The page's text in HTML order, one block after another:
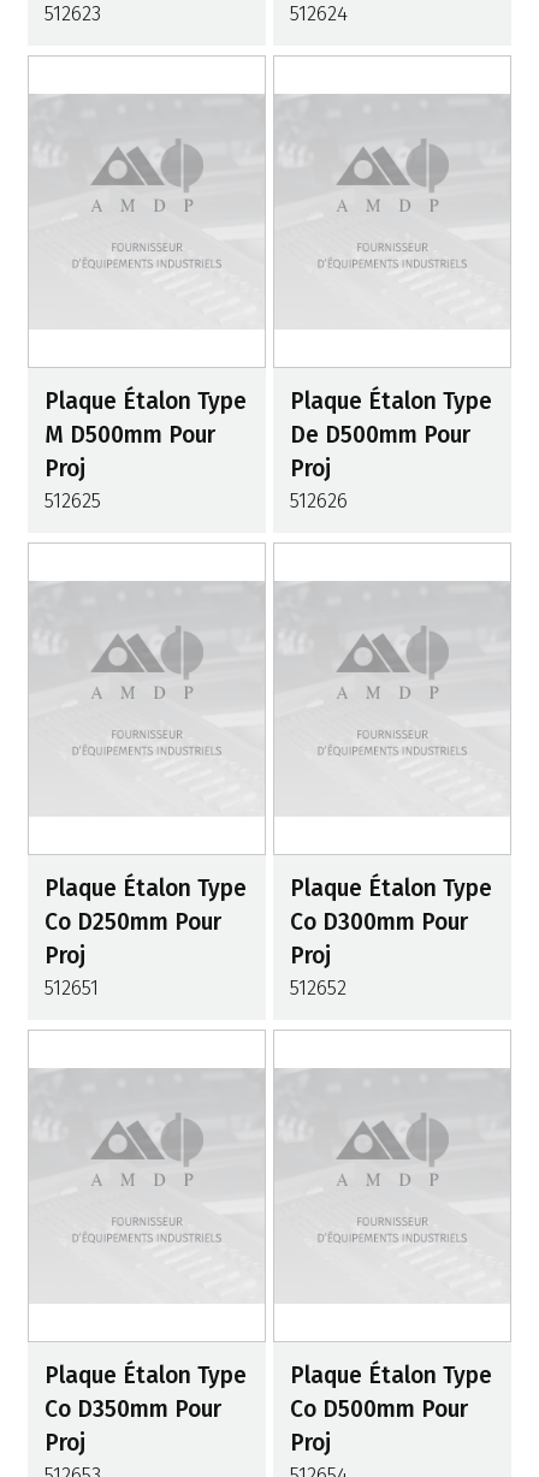
512623 512624
Plaque Étalon Type
M D500mm Pour
Proj
512625
Plaque Étalon Type
De D500mm Pour
Proj
512626
Plaque Étalon Type
Co D250mm Pour
Proj
512651
Plaque Étalon Type
Co D300mm Pour
Proj
512652
Plaque Étalon Type
Co D350mm Pour
Proj
Plaque Étalon Type
Co D500mm Pour
Proj